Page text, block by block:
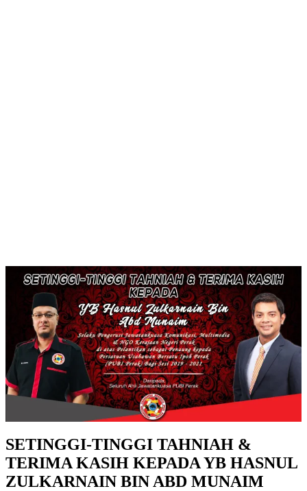
SETINGGI-TINGGI TAHNIAH &
TERIMA KASIH KEPADA YB HASNUL
ZULKARNAIN BIN ABD MUNAIM